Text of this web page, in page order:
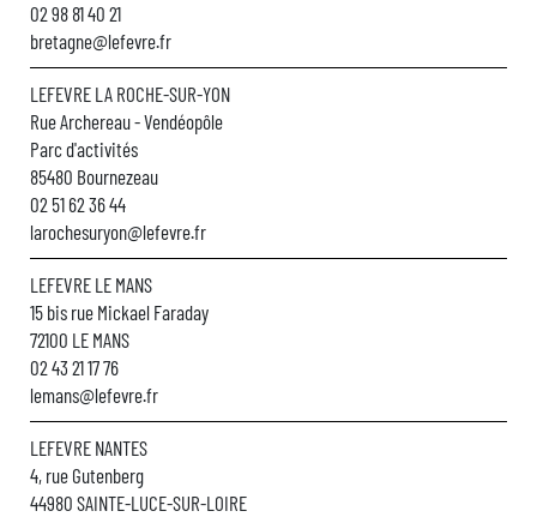
02 98 81 40 21
bretagne@lefevre.fr
LEFEVRE LA ROCHE-SUR-YON
Rue Archereau - Vendéopôle
Parc d'activités
85480 Bournezeau
02 51 62 36 44
larochesuryon@lefevre.fr
LEFEVRE LE MANS
15 bis rue Mickael Faraday
72100 LE MANS
02 43 21 17 76
lemans@lefevre.fr
LEFEVRE NANTES
4, rue Gutenberg
44980 SAINTE-LUCE-SUR-LOIRE